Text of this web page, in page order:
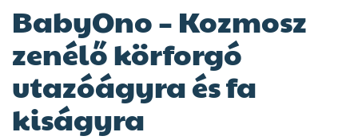
BabyOno – Kozmosz
zenélő körforgó
utazóágyra és fa
kiságyra